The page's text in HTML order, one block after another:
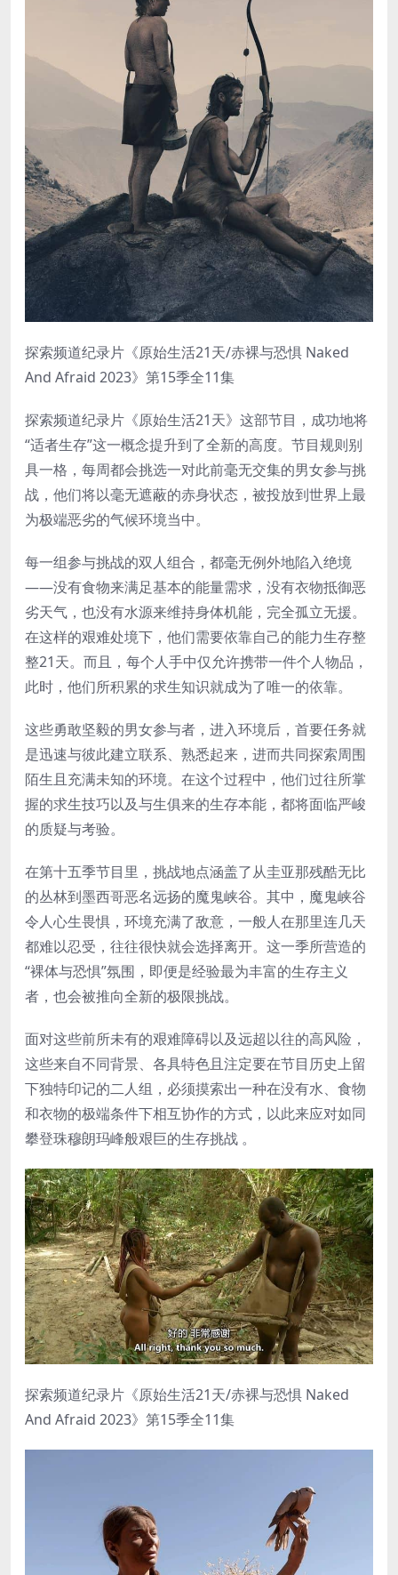
探索频道纪录片《原始生活21天/赤裸与恐惧 Naked
And Afraid 2023》第15季全11集
探索频道纪录片《原始生活21天》这部节目，成功地将
“适者生存”这一概念提升到了全新的高度。节目规则别
具一格，每周都会挑选一对此前毫无交集的男女参与挑
战，他们将以毫无遮蔽的赤身状态，被投放到世界上最
为极端恶劣的气候环境当中。
每一组参与挑战的双人组合，都毫无例外地陷入绝境
——没有食物来满足基本的能量需求，没有衣物抵御恶
劣天气，也没有水源来维持身体机能，完全孤立无援。
在这样的艰难处境下，他们需要依靠自己的能力生存整
整21天。而且，每个人手中仅允许携带一件个人物品，
此时，他们所积累的求生知识就成为了唯一的依靠。
这些勇敢坚毅的男女参与者，进入环境后，首要任务就
是迅速与彼此建立联系、熟悉起来，进而共同探索周围
陌生且充满未知的环境。在这个过程中，他们过往所掌
握的求生技巧以及与生俱来的生存本能，都将面临严峻
的质疑与考验。
在第十五季节目里，挑战地点涵盖了从圭亚那残酷无比
的丛林到墨西哥恶名远扬的魔鬼峡谷。其中，魔鬼峡谷
令人心生畏惧，环境充满了敌意，一般人在那里连几天
都难以忍受，往往很快就会选择离开。这一季所营造的
“裸体与恐惧”氛围，即便是经验最为丰富的生存主义
者，也会被推向全新的极限挑战。
面对这些前所未有的艰难障碍以及远超以往的高风险，
这些来自不同背景、各具特色且注定要在节目历史上留
下独特印记的二人组，必须摸索出一种在没有水、食物
和衣物的极端条件下相互协作的方式，以此来应对如同
攀登珠穆朗玛峰般艰巨的生存挑战 。
探索频道纪录片《原始生活21天/赤裸与恐惧 Naked
And Afraid 2023》第15季全11集